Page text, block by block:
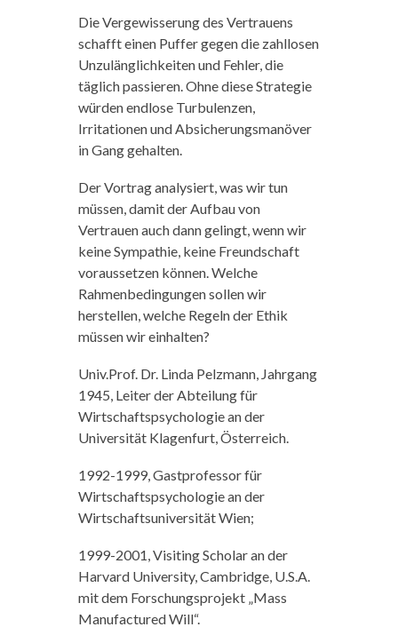
Die Vergewisserung des Vertrauens
schafft einen Puffer gegen die zahllosen
Unzulänglichkeiten und Fehler, die
täglich passieren. Ohne diese Strategie
würden endlose Turbulenzen,
Irritationen und Absicherungsmanöver
in Gang gehalten.
Der Vortrag analysiert, was wir tun
müssen, damit der Aufbau von
Vertrauen auch dann gelingt, wenn wir
keine Sympathie, keine Freundschaft
voraussetzen können. Welche
Rahmenbedingungen sollen wir
herstellen, welche Regeln der Ethik
müssen wir einhalten?
Univ.Prof. Dr. Linda Pelzmann, Jahrgang
1945, Leiter der Abteilung für
Wirtschaftspsychologie an der
Universität Klagenfurt, Österreich.
1992-1999, Gastprofessor für
Wirtschaftspsychologie an der
Wirtschaftsuniversität Wien;
1999-2001, Visiting Scholar an der
Harvard University, Cambridge, U.S.A.
mit dem Forschungsprojekt „Mass
Manufactured Will“.